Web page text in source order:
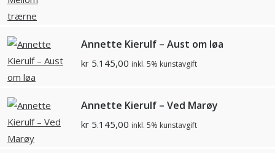
Annette Kierulf – Aust om løa
kr 5.145,00 inkl. 5% kunstavgift
Annette Kierulf – Ved Marøy
kr 5.145,00 inkl. 5% kunstavgift